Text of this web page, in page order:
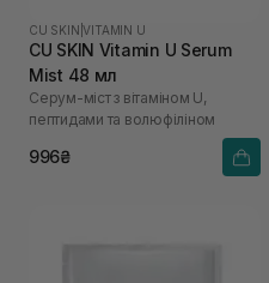
CU SKIN |VITAMIN U
CU SKIN Vitamin U Serum
Mist 48 мл
Серум-міст з вітаміном U,
пептидами та волюфіліном
996₴